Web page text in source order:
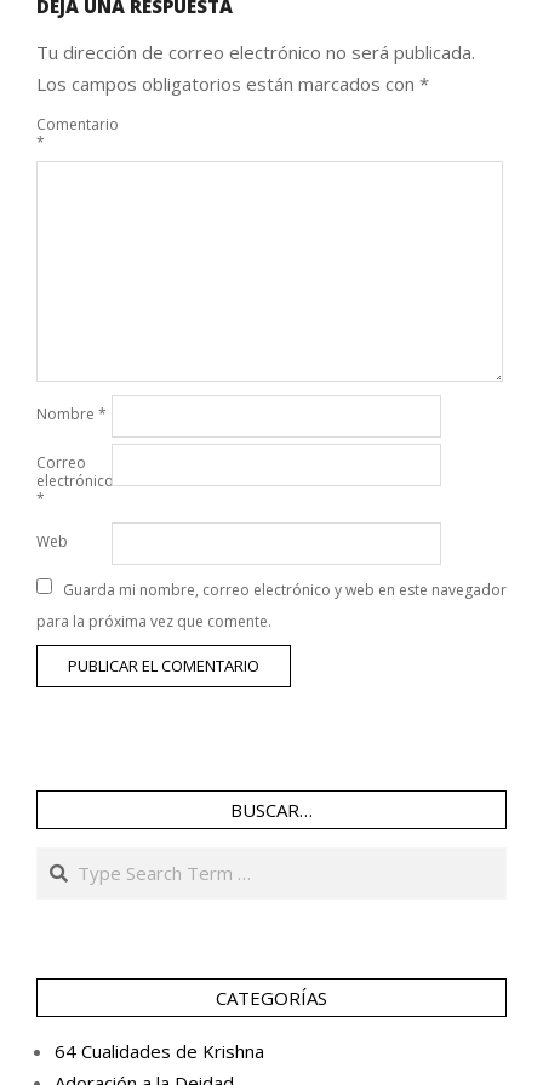
DEJA UNA RESPUESTA
Tu dirección de correo electrónico no será publicada.
Los campos obligatorios están marcados con *
Comentario
*
Nombre *
Correo
electrónico
*
Web
Guarda mi nombre, correo electrónico y web en este navegador
para la próxima vez que comente.
BUSCAR…
Search
CATEGORÍAS
64 Cualidades de Krishna